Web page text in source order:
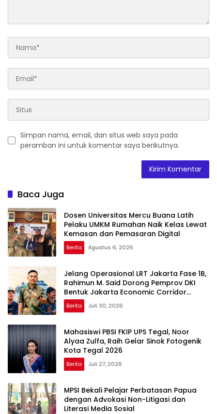
Simpan nama, email, dan situs web saya pada
peramban ini untuk komentar saya berikutnya.
Baca Juga
Dosen Universitas Mercu Buana Latih
Pelaku UMKM Rumahan Naik Kelas Lewat
Kemasan dan Pemasaran Digital
Berita Agustus 6, 2026
Jelang Operasional LRT Jakarta Fase 1B,
Rahimun M. Said Dorong Pemprov DKI
Bentuk Jakarta Economic Corridor
Initiative
Berita Juli 30, 2026
Mahasiswi PBSI FKIP UPS Tegal, Noor
Alyaa Zulfa, Raih Gelar Sinok Fotogenik
Kota Tegal 2026
Berita Juli 27, 2026
MPSI Bekali Pelajar Perbatasan Papua
dengan Advokasi Non-Litigasi dan
Literasi Media Sosial